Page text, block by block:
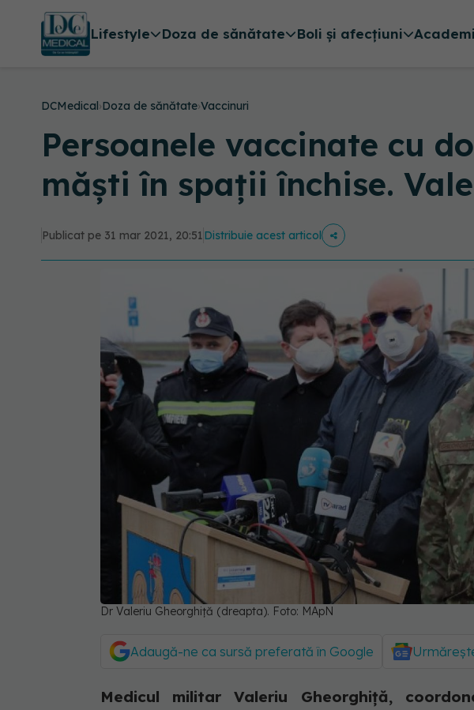
Lifestyle Doza de sănătate Boli și afecțiuni
DCMedical›Doza de sănătate›Vaccinuri
Persoanele vaccinate cu
măști în spații închise.
Publicat pe 31 mar 2021, 20:51Distribuie acest articol
Dr Valeriu Gheorghiță (dreapta). Foto: MApN
Adaugă-ne ca sursă preferată în Google
Medicul militar Valeriu Gheorghiță,